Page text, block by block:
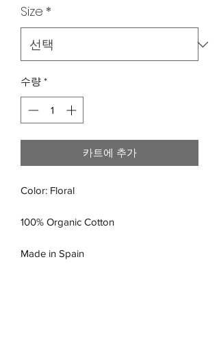
Size *
수량 *
카트에 추가
Color: Floral
100% Organic Cotton
Made in Spain